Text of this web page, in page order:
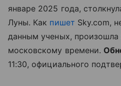
январе 2025 года,
Луны. Как пишет Sky.com,
данным ученых, произошла
московскому времени.
11:30, официального